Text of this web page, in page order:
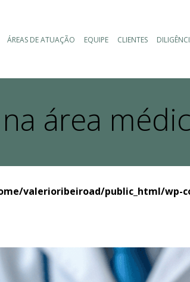
ÁREAS DE ATUAÇÃO EQUIPE CLIENTES
área
valerioribeiroad/public_html/wp-